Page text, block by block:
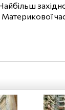
Найбільш